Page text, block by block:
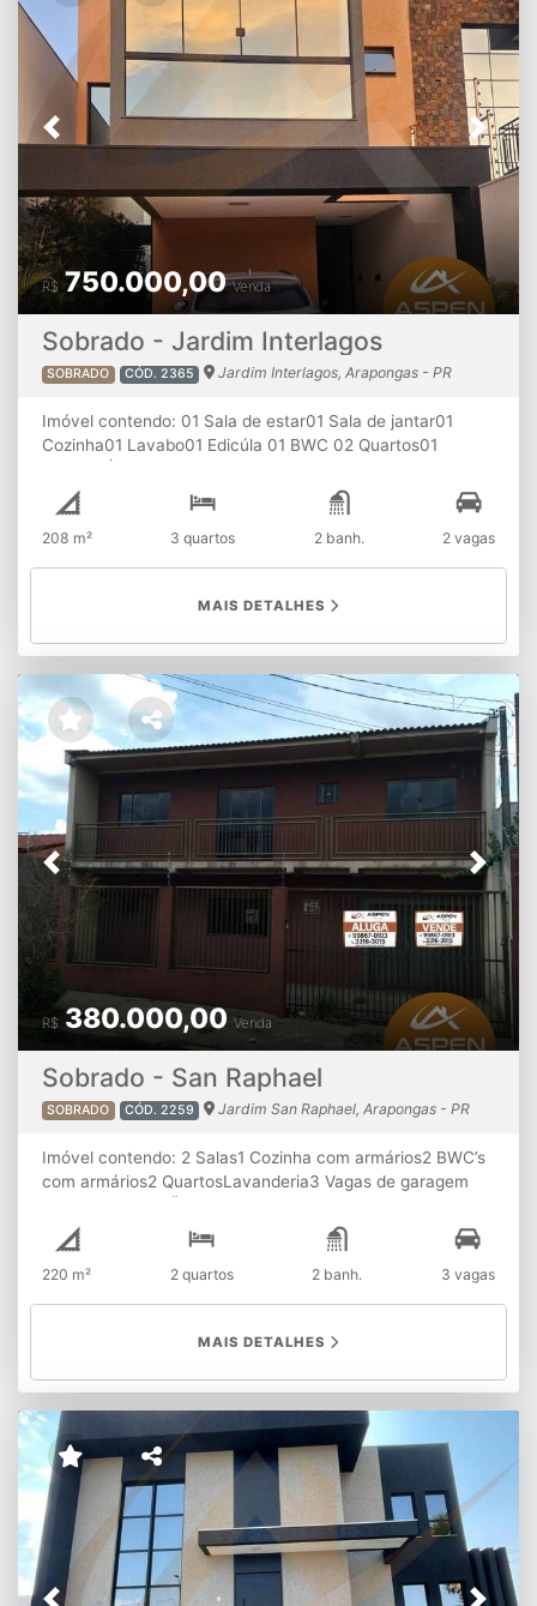
Sobrado - Jardim Interlagos
SOBRADO CÓD. 2365 Jardim Interlagos, Arapongas - PR
Previous Next
R$ 750.000,00Venda
Imóvel contendo: 01 Sala de estar01 Sala de jantar01
Cozinha01 Lavabo01 Edicúla 01 BWC 02 Quartos01
Vagas de garagem
208 m² 3 quartos 2 banh. 2 vagas
MAIS DETALHES
Sobrado - San Raphael
SOBRADO CÓD. 2259 Jardim San Raphael, Arapongas - PR
Previous Next
R$ 380.000,00Venda
Imóvel contendo: 2 Salas1 Cozinha com armários2 BWC’s
com armários2 QuartosLavanderia3 Vagas de garagem
imóveis estão sujeitos à alterações sem aviso prévio.
220 m² 2 quartos 2 banh. 3 vagas
MAIS DETALHES